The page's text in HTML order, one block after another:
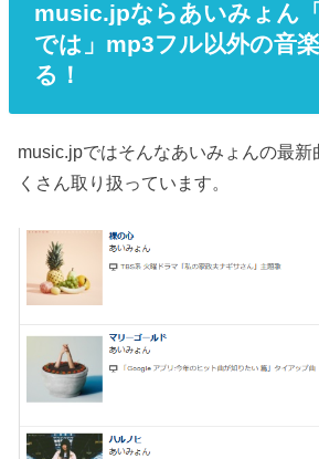
music.jpならあいみょん
では」mp3フル以外の音
る！
music.jpではそんなあいみょんの最新
くさん取り扱っています。